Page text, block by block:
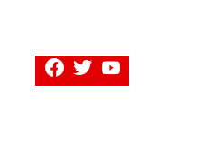
facebooktwitteryoutube